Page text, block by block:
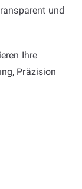
und
Ihre
Präzision